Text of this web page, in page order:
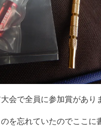
会で全員に参加賞があり
を忘れていたのでここに